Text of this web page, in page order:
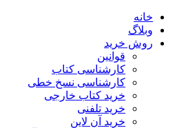
خانه
وبلاگ
روش خرید
قوانین
کارشناسی کتاب
کارشناسی نسخ خطی
خرید کتاب خارجی
خرید تلفنی
خرید آن لاین